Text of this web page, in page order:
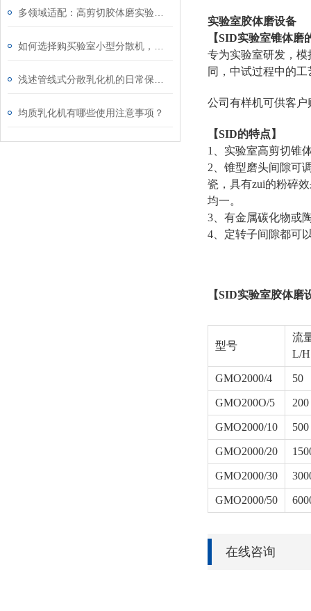
均质乳化机有哪些使用注意事项？
实验室胶体磨设备
【SID实验室锥体磨
专为实验室研发，
同，中试过程中的
公司有样机可供客
【SID的特点】
1、实验室高剪切锥
2、锥型磨头间隙可
瓷，具有zui的粉碎
均一。
3、有金属碳化物或
4、定转子间隙都可
【SID实验室胶体磨
型号
流
L/H
GMO2000/4 50
GMO200O/5 200
GMO2000/10 500
GMO2000/20
GMO2000/30
GMO2000/50
在线咨询